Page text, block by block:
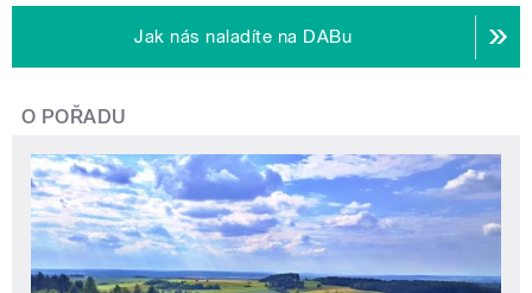
Jak nás naladíte na DABu
O POŘADU